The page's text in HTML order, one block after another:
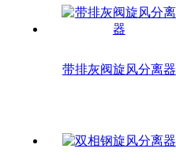
带排灰阀旋风分离器